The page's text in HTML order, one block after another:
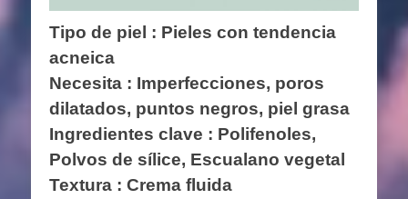
Tipo de piel : Pieles con tendencia
acneica
Necesita : Imperfecciones, poros
dilatados, puntos negros, piel grasa
Ingredientes clave : Polifenoles,
Polvos de sílice, Escualano vegetal
Textura : Crema fluida